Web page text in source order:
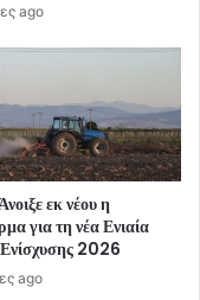
ago
εκ νέου η
για τη νέα Ενιαία
2026
ago